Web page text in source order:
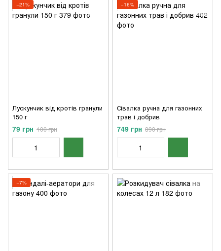
−21%
Лускунчик від кротів гранули
150 г
79 грн 100 грн
−16%
Сівалка ручна для газонних
трав і добрив
749 грн 890 грн
−7%